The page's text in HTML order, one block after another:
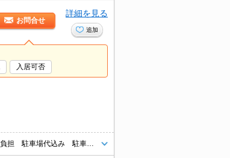
お問合せ
詳細を見る
追加
入居可否